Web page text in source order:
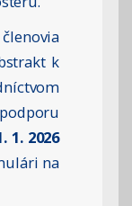
k
1. 2026
na